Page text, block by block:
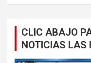
CLIC ABAJO
NOTICIAS LAS